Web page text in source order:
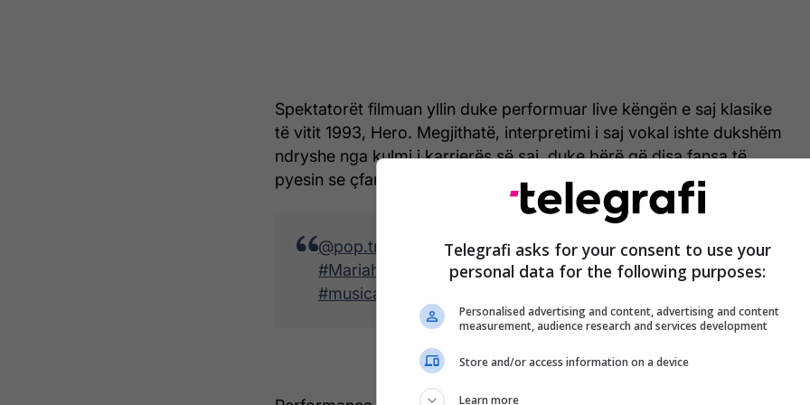
Spektatorët filmuan yllin duke performuar live këngën e saj klasike
të vitit 1993, Hero. Megjithatë, interpretimi i saj vokal ishte dukshëm
ndryshe nga kulmi i karrierës së saj, duke bërë që disa fansa të
pyesin se çfarë kishte ndodhur me zërin e saj.
@pop.tracks
Mariah FINALLY sings “LIVE”!! 🎼🎤
#MariahCarey
#hero #2000sthrowback #90sthrowback
#musica
Telegrafi asks for your consent to use your
personal data for the following purposes:
Personalised advertising and content, advertising and content
measurement, audience research and services development
Store and/or access information on a device
Learn more